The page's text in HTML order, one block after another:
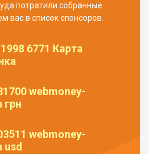
потратили собранные
вас в список спонсоров.
6771 Карта
webmoney-
грн
webmoney-
usd